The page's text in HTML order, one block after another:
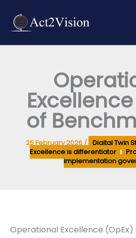
of
25 February 2026/ Digital Twin
Excellence is differentiator
implementation
Operational Excellence